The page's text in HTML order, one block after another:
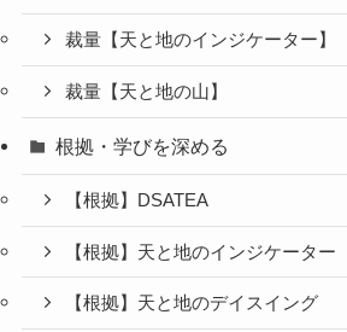
裁量【天と地のインジケーター】
裁量【天と地の山】
根拠・学びを深める
【根拠】DSATEA
【根拠】天と地のインジケーター
【根拠】天と地のデイスイング